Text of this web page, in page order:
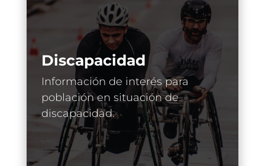
Discapacidad
Información de interés para
población en situación de
discapacidad.